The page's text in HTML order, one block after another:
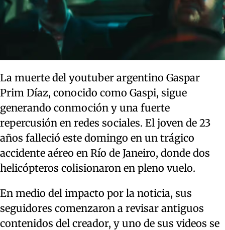
La muerte del youtuber argentino Gaspar
Prim Díaz, conocido como Gaspi, sigue
generando conmoción y una fuerte
repercusión en redes sociales. El joven de 23
años falleció este domingo en un trágico
accidente aéreo en Río de Janeiro, donde dos
helicópteros colisionaron en pleno vuelo.
En medio del impacto por la noticia, sus
seguidores comenzaron a revisar antiguos
contenidos del creador, y uno de sus videos se